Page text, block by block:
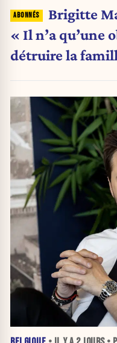
Brigitte
« Il n’a qu’une
détruire la